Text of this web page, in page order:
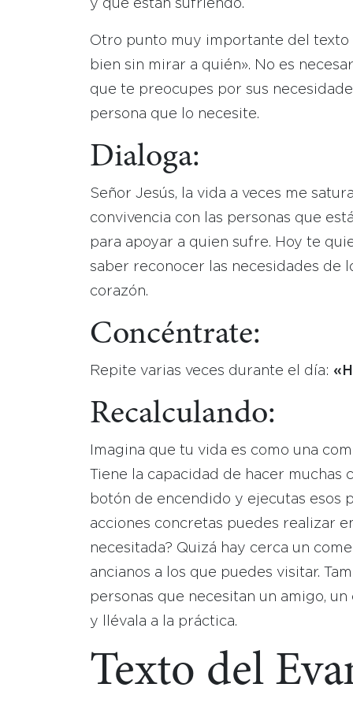
y que están sufriendo.
Otro punto muy importante del texto
bien sin mirar a quién». No es
que te preocupes por sus
persona que lo necesite.
Dialoga:
Señor Jesús, la vida a veces me
convivencia con las personas que
para apoyar a quien sufre. Hoy te
saber reconocer las necesidades de
corazón.
Concéntrate:
Repite varias veces durante el día:
Recalculando:
Imagina que tu vida es como una
Tiene la capacidad de hacer muchas
botón de encendido y ejecutas esos
acciones concretas puedes realizar
necesitada? Quizá hay cerca un
ancianos a los que puedes visitar.
personas que necesitan un amigo,
y llévala a la práctica.
Texto del